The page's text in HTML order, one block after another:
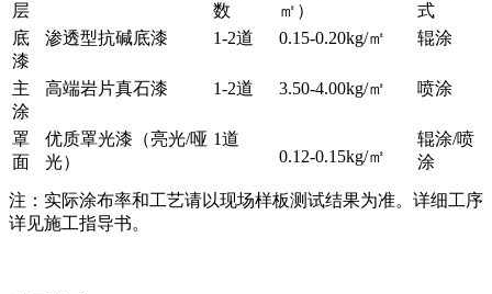
层
数
㎡）
式
底
漆
渗透型抗碱底漆 1-2道 0.15-0.20kg/㎡ 辊涂
主
涂
高端岩片真石漆 1-2道 3.50-4.00kg/㎡ 喷涂
罩
面
优质罩光漆（亮光/哑
光）
1道
0.12-0.15kg/㎡
辊涂/喷
涂
注：实际涂布率和工艺请以现场样板测试结果为准。详细工序
详见施工指导书。